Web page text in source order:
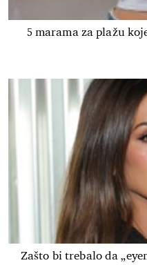
5 marama za plažu
Zašto bi trebalo da